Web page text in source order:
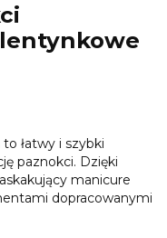
łatwy i szybki
paznokci. Dzięki
manicure
dopracowanymi